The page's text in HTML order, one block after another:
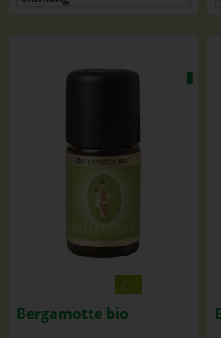
Bergamotte bio